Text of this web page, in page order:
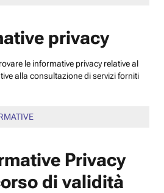
privacy
le informative privacy relative al
alla consultazione di servizi forniti
Privacy
di validità